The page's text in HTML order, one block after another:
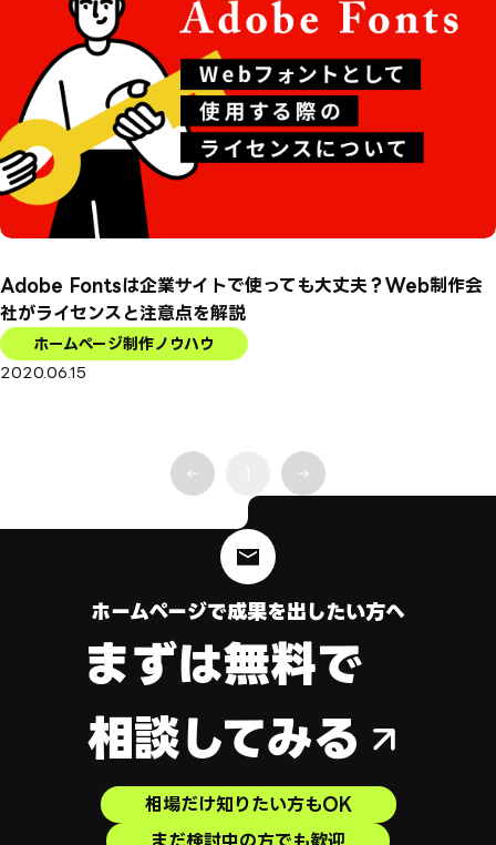
Adobe Fontsは企業サイトで使っても大丈夫？Web制作会
社がライセンスと注意点を解説
ホームページ制作ノウハウ
2020.06.15
ホームページで成果を出したい方へ
まずは無料で
相談してみる
相場だけ知りたい方もOK
まだ検討中の方でも歓迎